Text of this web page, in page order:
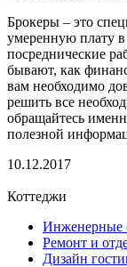
Брокеры – это
умеренную плату
посреднические
бывают, как
вам необходимо
решить все
обращайтесь
полезной
10.12.2017
Коттеджи
Инженерные
Ремонт и
Дизайн